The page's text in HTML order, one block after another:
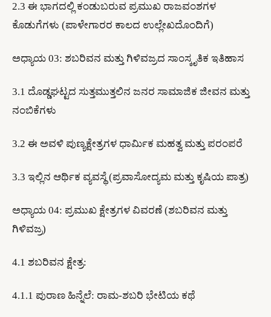
2.3 ಈ ಭಾಗದಲ್ಲಿ ಕಂಡುಬರುವ ಪ್ರಮುಖ ರಾಜವಂಶಗಳ
ಕೊಡುಗೆಗಳು (ಪಾಳೇಗಾರರ ಕಾಲದ ಉಲ್ಲೇಖದೊಂದಿಗೆ)
​ಅಧ್ಯಾಯ 03: ಶಬರಿವನ ಮತ್ತು ಗಿಳಿವಜ್ರದ ಸಾಂಸ್ಕೃತಿಕ ಇತಿಹಾಸ
3.1 ದೊಡ್ಡಘಟ್ಟದ ಸುತ್ತಮುತ್ತಲಿನ ಜನರ ಸಾಮಾಜಿಕ ಜೀವನ ಮತ್ತು
ನಂಬಿಕೆಗಳು
3.2 ಈ ಅವಳಿ ಪುಣ್ಯಕ್ಷೇತ್ರಗಳ ಧಾರ್ಮಿಕ ಮಹತ್ವ ಮತ್ತು ಪರಂಪರೆ
3.3 ಇಲ್ಲಿನ ಆರ್ಥಿಕ ವ್ಯವಸ್ಥೆ (ಪ್ರವಾಸೋದ್ಯಮ ಮತ್ತು ಕೃಷಿಯ ಪಾತ್ರ)
​ಅಧ್ಯಾಯ 04: ಪ್ರಮುಖ ಕ್ಷೇತ್ರಗಳ ವಿವರಣೆ (ಶಬರಿವನ ಮತ್ತು
ಗಿಳಿವಜ್ರ)
4.1 ಶಬರಿವನ ಕ್ಷೇತ್ರ:
​4.1.1 ಪುರಾಣ ಹಿನ್ನೆಲೆ: ರಾಮ-ಶಬರಿ ಭೇಟಿಯ ಕಥೆ